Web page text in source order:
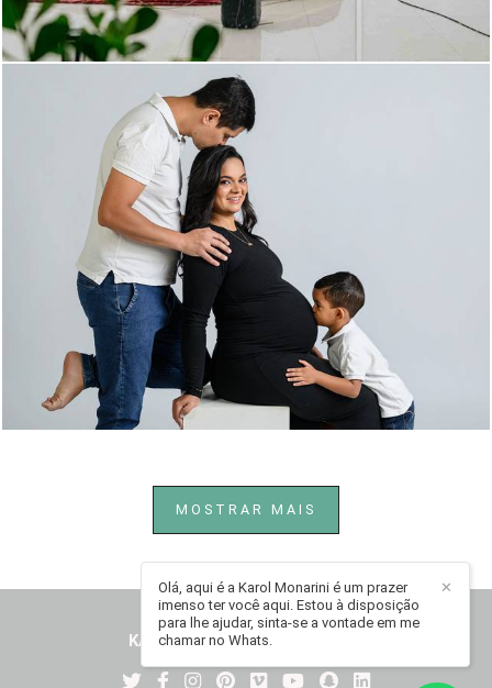
216 0
MOSTRAR MAIS
KAROL MONARINI/
✕
Olá, aqui é a Karol Monarini é um prazer
imenso ter você aqui. Estou à disposição
para lhe ajudar, sinta-se a vontade em me
chamar no Whats.